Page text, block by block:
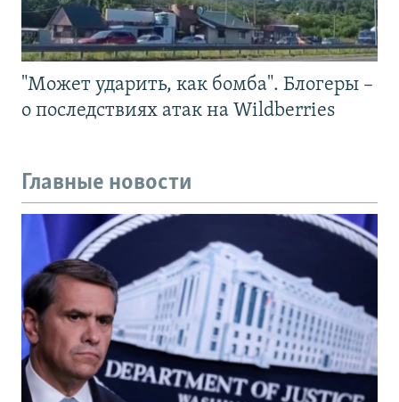
"Может ударить, как бомба". Блогеры –
о последствиях атак на Wildberries
Главные новости